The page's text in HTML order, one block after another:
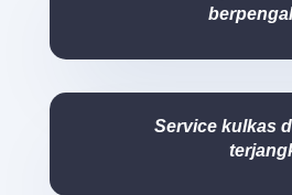
Service kulkas